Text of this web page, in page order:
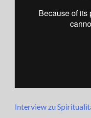
Interview zu